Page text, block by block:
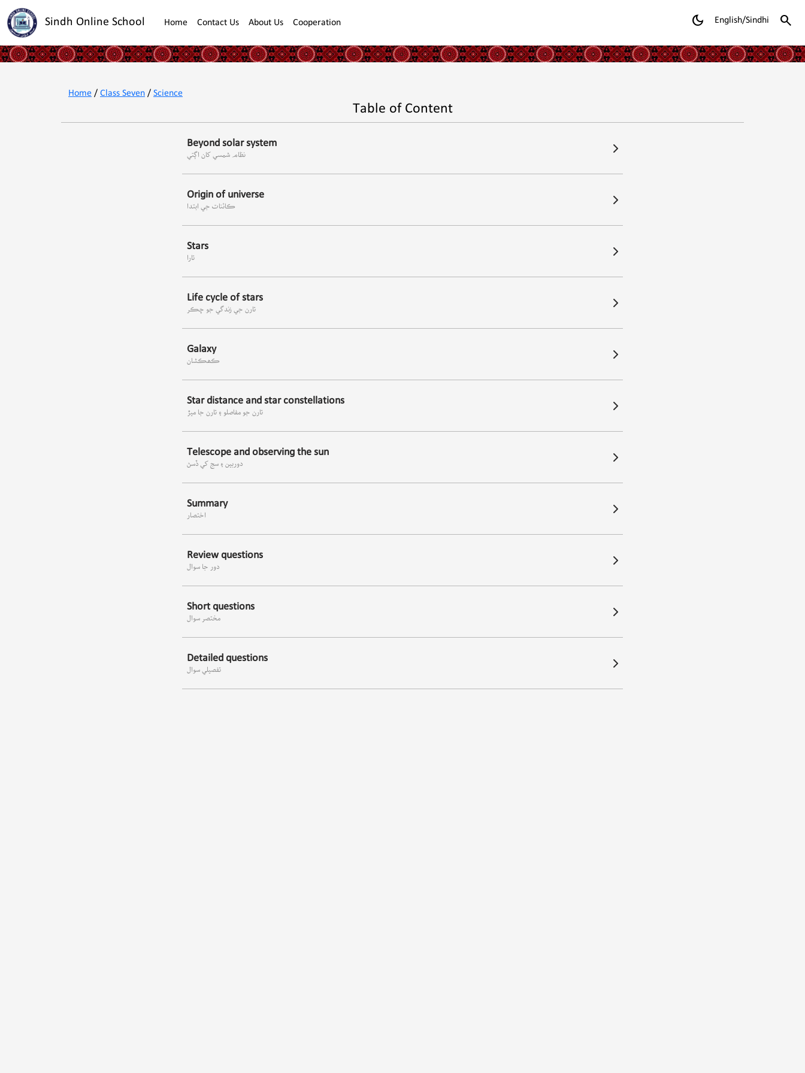
Sindh Online School Home Contact Us About Us Cooperation dark_mode English/Sindhi search
Home/Class Seven/Science
Table of Content
Beyond solar system
نظام شمسي کان اڳتي
Origin of universe
ڪائنات جي ابتدا
Stars
تارا
Life cycle of stars
تارن جي زندگي جو چڪر
Galaxy
ڪھڪشان
Star distance and star constellations
تارن جو مفاصلو ۽ تارن جا ميڙ
Telescope and observing the sun
دوربين ۽ سج کي ڏسڻ
Summary
اختصار
Review questions
دور جا سوال
Short questions
مختصر سوال
Detailed questions
تفصیلي سوال